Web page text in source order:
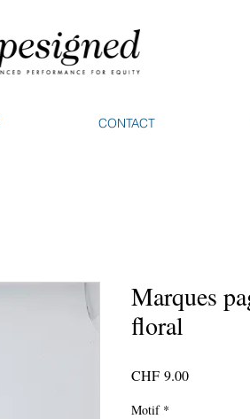
CONTACT
Marques
floral
CHF 9.00Price
Motif *